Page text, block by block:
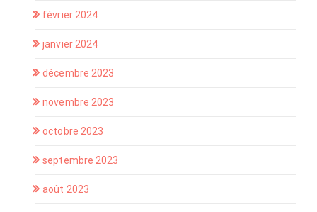
février 2024
janvier 2024
décembre 2023
novembre 2023
octobre 2023
septembre 2023
août 2023